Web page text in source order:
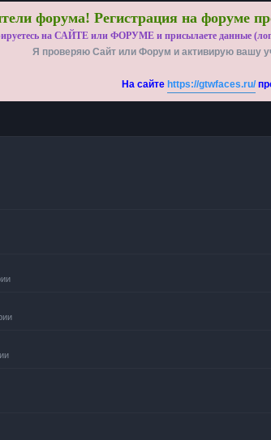
форума! Регистрация на форуме
на САЙТЕ или ФОРУМЕ и присылаете данные
Я проверяю Сайт или Форум и активирую вашу
На сайте https://gtwfaces.ru/